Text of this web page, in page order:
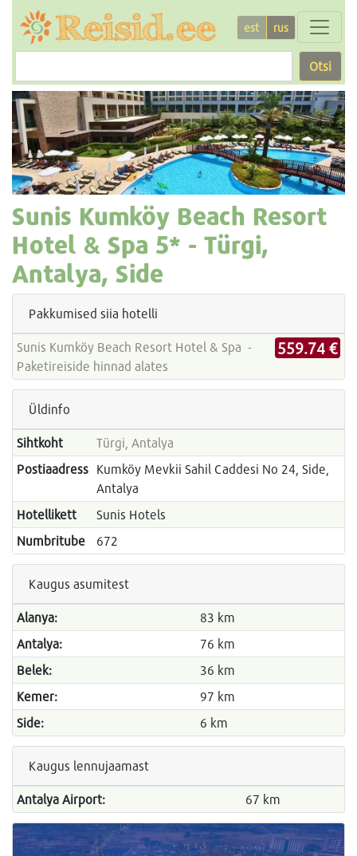
est rus
Otsi
Sunis Kumköy Beach Resort
Hotel & Spa 5* - Türgi,
Antalya, Side
Pakkumised siia hotelli
Sunis Kumköy Beach Resort Hotel & Spa -
Paketireiside hinnad alates
559.74 €
Üldinfo
Sihtkoht
Türgi, Antalya
Postiaadress Kumköy Mevkii Sahil Caddesi No 24, Side,
Antalya
Hotellikett
Sunis Hotels
Numbritube
672
Kaugus asumitest
Alanya:
83 km
Antalya:
76 km
Belek:
36 km
Kemer:
97 km
Side:
6 km
Kaugus lennujaamast
Antalya Airport: 67 km